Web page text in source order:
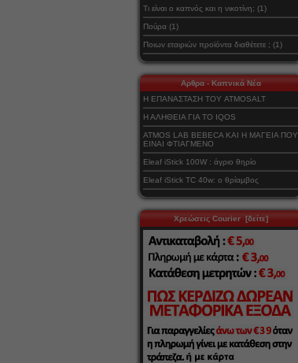
Τι είναι ο καπνός και η νικοτίνη; (1)
Πούρα (1)
Ποιων εταιριών προϊόντα διαθέτετε ; (1)
Αρθρα - Καπνικά Νέα
Η ΕΠΑΝΑΣΤΑΣΗ ΤΟΥ ATMOSALT
Η ΑΛΗΘΕΙΑ ΓΙΑ ΤΟ IQOS
ATMOS LAB BEBECA ΚΑΙ Η ΜΑΓΕΙΑ ΠΟΥ
ΕΙΝΑΙ ΦΤΙΑΓΜΕΝΟ
Eleaf iStick 100W : άγριο θηρίο
Eleaf iStick TC 40w: ο θρίαμβος
Χρεώσεις Courier [δείτε]